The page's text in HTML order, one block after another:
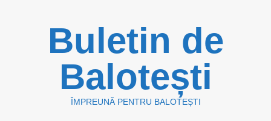
Buletin de
Balotești
ÎMPREUNĂ PENTRU BALOTEȘTI